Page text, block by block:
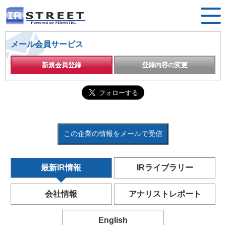
メール会員サービス
新規会員登録 登録内容の変更
この企業の情報をメールで受信
最新IR情報 IRライブラリー
会社情報 アナリストレポート
English